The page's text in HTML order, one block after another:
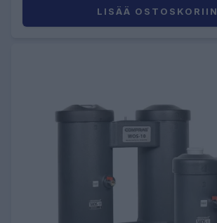
LISÄÄ OSTOSKORIIN